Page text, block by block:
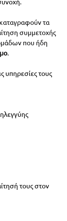
τα
συμμετοχής
που ήδη
.
υπηρεσίες τους
τους στον